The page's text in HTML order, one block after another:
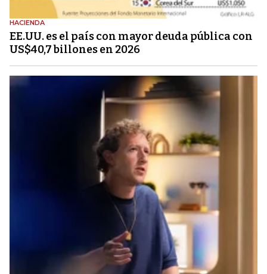
HACIENDA
EE.UU. es el país con mayor deuda pública con
US$40,7 billones en 2026